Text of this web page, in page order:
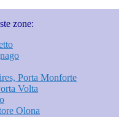
zone:
Porta Monforte
Volta
Olona